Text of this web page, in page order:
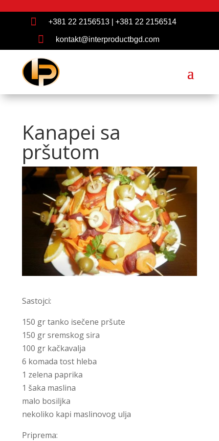
 +381 22 2156513| +381 22 2156514
 kontakt@interproductbgd.com
Kanapei sa
pršutom
Sastojci:
150 gr tanko isečene pršute
150 gr sremskog sira
100 gr kačkavalja
6 komada tost hleba
1 zelena paprika
1 šaka maslina
malo bosiljka
nekoliko kapi maslinovog ulja
Priprema: